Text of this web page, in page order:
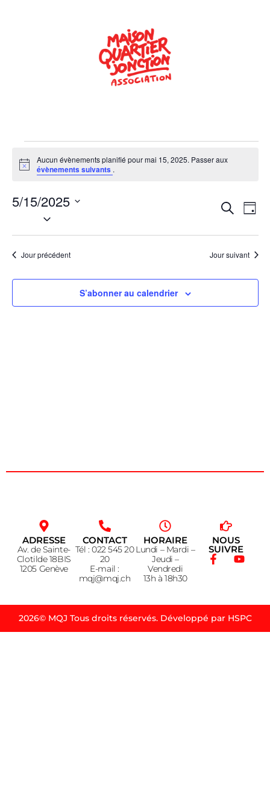
Notice
Aucun évènements planifié pour mai 15, 2025. Passer aux
évènements suivants .
et
de
vues
Recherche
Jour
5/15/2025
Sélectionnez
date.
Jour précédent Jour suivant
S’abonner au calendrier
ADRESSE
Av. de Sainte-
Clotilde 18BIS
1205 Genève
CONTACT
Tél : 022 545 20
20
E-mail :
mqj@mqj.ch
HORAIRE
Lundi – Mardi –
Jeudi –
Vendredi
13h à 18h30
NOUS
SUIVRE
2026© MQJ Tous droits réservés. Développé par HSPC